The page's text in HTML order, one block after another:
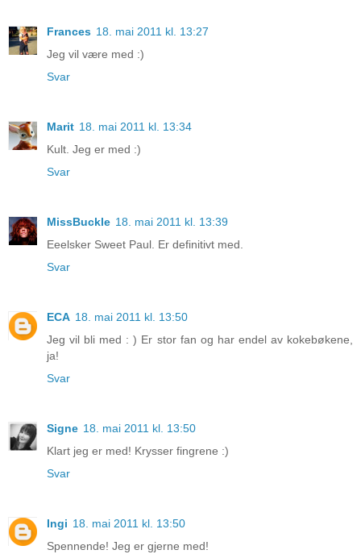
Frances 18. mai 2011 kl. 13:27
Jeg vil være med :)
Svar
Marit 18. mai 2011 kl. 13:34
Kult. Jeg er med :)
Svar
MissBuckle 18. mai 2011 kl. 13:39
Eeelsker Sweet Paul. Er definitivt med.
Svar
ECA 18. mai 2011 kl. 13:50
Jeg vil bli med : ) Er stor fan og har endel av kokebøkene,
ja!
Svar
Signe 18. mai 2011 kl. 13:50
Klart jeg er med! Krysser fingrene :)
Svar
Ingi 18. mai 2011 kl. 13:50
Spennende! Jeg er gjerne med!